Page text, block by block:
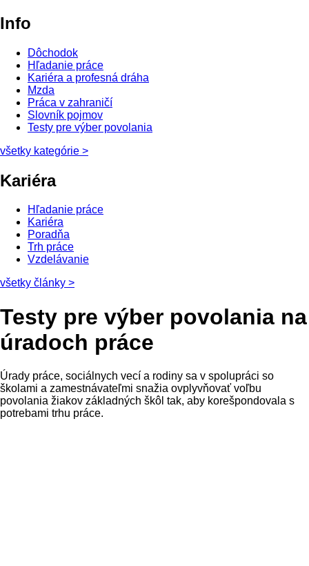
Info
Dôchodok
Hľadanie práce
Kariéra a profesná dráha
Mzda
Práca v zahraničí
Slovník pojmov
Testy pre výber povolania
všetky kategórie >
Kariéra
Hľadanie práce
Kariéra
Poradňa
Trh práce
Vzdelávanie
všetky články >
Testy pre výber povolania na
úradoch práce
Úrady práce, sociálnych vecí a rodiny sa v spolupráci so
školami a zamestnávateľmi snažia ovplyvňovať voľbu
povolania žiakov základných škôl tak, aby korešpondovala s
potrebami trhu práce.